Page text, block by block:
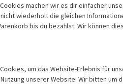
machen wir es dir einfacher
wiederholt die gleichen
bis du bezahlst. Wir können
um das Website-Erlebnis für
unserer Website. Wir bitten um